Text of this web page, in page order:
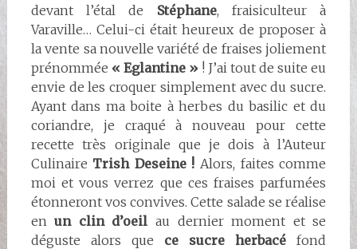
devant l’étal de Stéphane, fraisiculteur à
Varaville… Celui-ci était heureux de proposer à
la vente sa nouvelle variété de fraises joliement
prénommée « Eglantine » ! J’ai tout de suite eu
envie de les croquer simplement avec du sucre.
Ayant dans ma boite à herbes du basilic et du
coriandre, je craqué à nouveau pour cette
recette très originale que je dois à l’Auteur
Culinaire Trish Deseine ! Alors, faites comme
moi et vous verrez que ces fraises parfumées
étonneront vos convives. Cette salade se réalise
enun clin d’oeil au dernier moment et se
déguste alors que ce sucre herbacé fond